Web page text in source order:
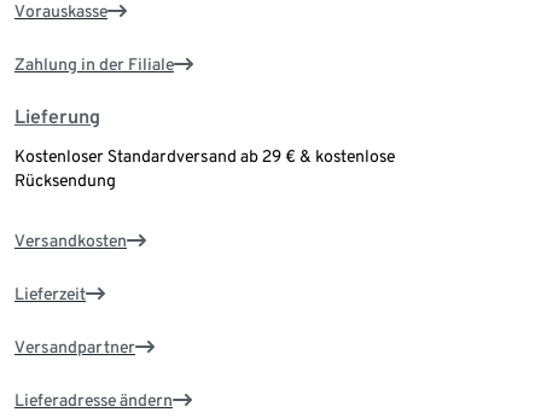
Vorauskasse
Zahlung in der Filiale
Lieferung
Kostenloser Standardversand ab 29 € & kostenlose
Rücksendung
Versandkosten
Lieferzeit
Versandpartner
Lieferadresse ändern